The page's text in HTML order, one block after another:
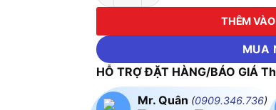
THÊM
MUA
HỖ TRỢ ĐẶT HÀNG/BÁO GIÁ
Mr. Quân (0909.346.736)